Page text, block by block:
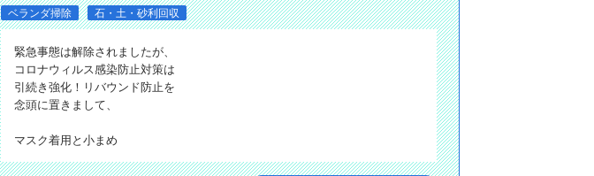
ベランダ掃除 石・土・砂利回収
緊急事態は解除されましたが、
コロナウィルス感染防止対策は
引続き強化！リバウンド防止を
念頭に置きまして、
マスク着用と小まめ